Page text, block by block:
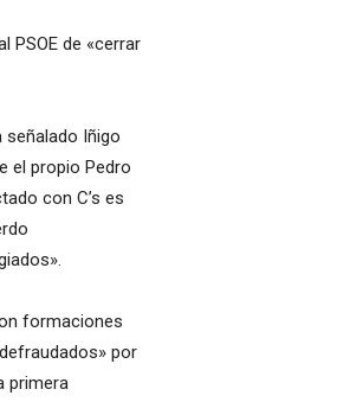
PSOE de «cerrar
señalado Iñigo
el propio Pedro
con C’s es
formaciones
por
primera